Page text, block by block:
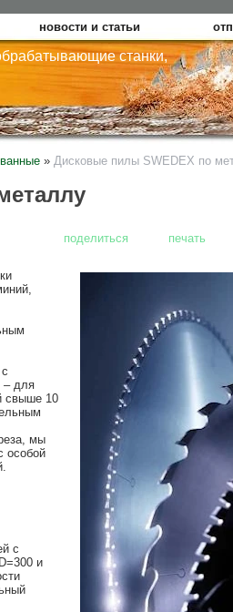
новости и статьи
станки,
» Дисковые пилы SWEDEX по
поделиться печать
– для
свыше 10
мы
особой
с
и